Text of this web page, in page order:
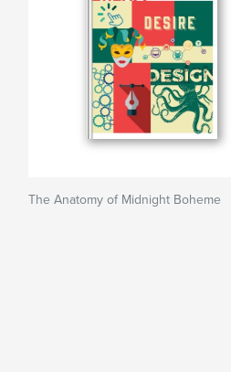
The Anatomy of Midnight Boheme